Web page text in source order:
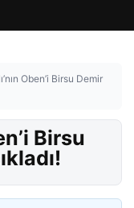
Oben’i Birsu Demir
Birsu